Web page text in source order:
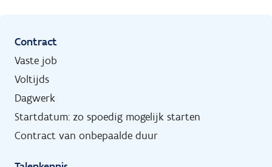
Contract
Vaste job
Voltijds
Dagwerk
Startdatum: zo spoedig mogelijk starten
Contract van onbepaalde duur